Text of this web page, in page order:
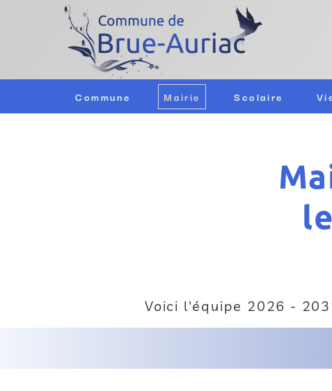
Commune Mairie Scolaire
Voici l'équipe 2026 -